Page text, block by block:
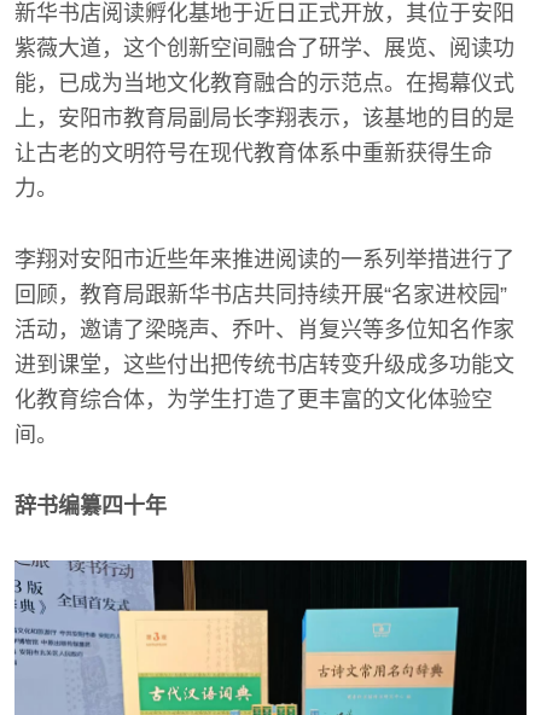
新华书店阅读孵化基地于近日正式开放，其位于安阳
紫薇大道，这个创新空间融合了研学、展览、阅读功
能，已成为当地文化教育融合的示范点。在揭幕仪式
上，安阳市教育局副局长李翔表示，该基地的目的是
让古老的文明符号在现代教育体系中重新获得生命
力。
李翔对安阳市近些年来推进阅读的一系列举措进行了
回顾，教育局跟新华书店共同持续开展“名家进校园”
活动，邀请了梁晓声、乔叶、肖复兴等多位知名作家
进到课堂，这些付出把传统书店转变升级成多功能文
化教育综合体，为学生打造了更丰富的文化体验空
间。
辞书编纂四十年